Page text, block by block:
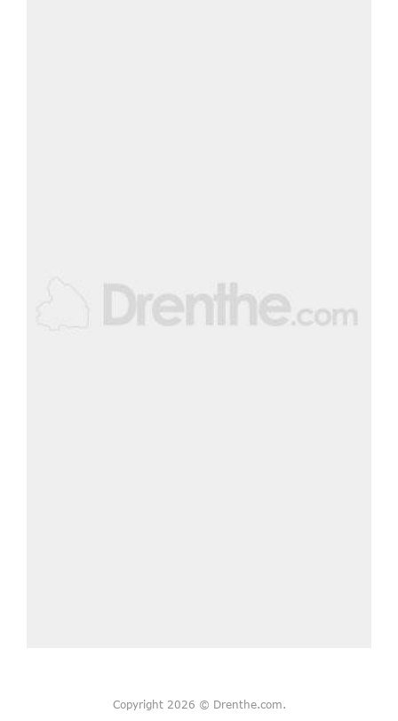
Copyright 2026 © Drenthe.com.